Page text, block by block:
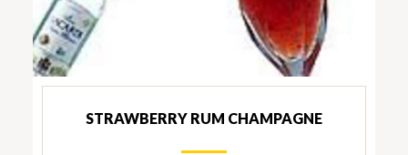
STRAWBERRY RUM CHAMPAGNE